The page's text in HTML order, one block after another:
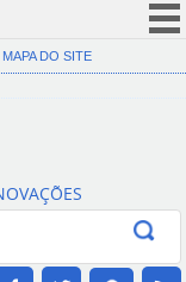
(COVID-19)
Canais
MAPA DO SITE